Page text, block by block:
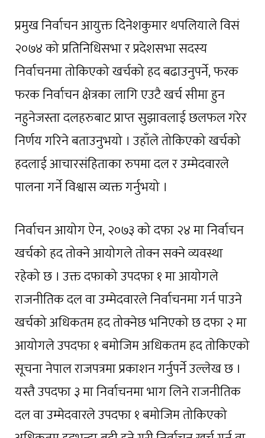
प्रमुख निर्वाचन आयुक्त दिनेशकुमार थपलियाले विसं
२०७४ को प्रतिनिधिसभा र प्रदेशसभा सदस्य
निर्वाचनमा तोकिएको खर्चको हद बढाउनुपर्ने, फरक
फरक निर्वाचन क्षेत्रका लागि एउटै खर्च सीमा हुन
नहुनेजस्ता दलहरुबाट प्राप्त सुझावलाई छलफल गरेर
निर्णय गरिने बताउनुभयो । उहाँले तोकिएको खर्चको
हदलाई आचारसंहिताका रुपमा दल र उम्मेदवारले
पालना गर्ने विश्वास व्यक्त गर्नुभयो ।
निर्वाचन आयोग ऐन, २०७३ को दफा २४ मा निर्वाचन
खर्चको हद तोक्ने आयोगले तोक्न सक्ने व्यवस्था
रहेको छ । उक्त दफाको उपदफा १ मा आयोगले
राजनीतिक दल वा उम्मेदवारले निर्वाचनमा गर्न पाउने
खर्चको अधिकतम हद तोक्नेछ भनिएको छ दफा २ मा
आयोगले उपदफा १ बमोजिम अधिकतम हद तोकिएको
सूचना नेपाल राजपत्रमा प्रकाशन गर्नुपर्ने उल्लेख छ ।
यस्तै उपदफा ३ मा निर्वाचनमा भाग लिने राजनीतिक
दल वा उम्मेदवारले उपदफा १ बमोजिम तोकिएको